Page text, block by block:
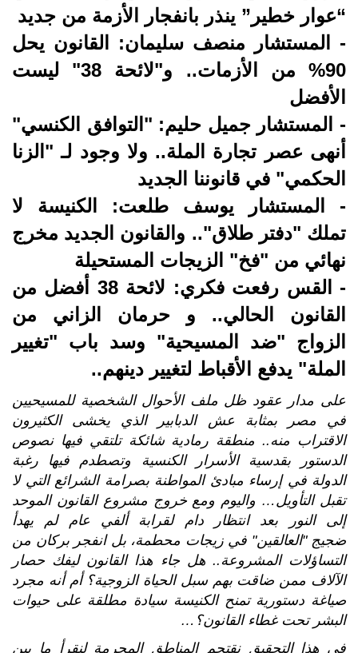
“عوار خطير” ينذر بانفجار الأزمة من جديد
- المستشار منصف سليمان: القانون يحل
90% من الأزمات.. و"لائحة 38" ليست
الأفضل
- المستشار جميل حليم: "التوافق الكنسي"
أنهى عصر تجارة الملة.. ولا وجود لـ "الزنا
الحكمي" في قانوننا الجديد
- المستشار يوسف طلعت: الكنيسة لا
تملك "دفتر طلاق".. والقانون الجديد مخرج
نهائي من "فخ" الزيجات المستحيلة
- القس رفعت فكري: لائحة 38 أفضل من
القانون الحالي.. و حرمان الزاني من
الزواج "ضد المسيحية" وسد باب "تغيير
الملة" يدفع الأقباط لتغيير دينهم..
على مدار عقود ظل ملف الأحوال الشخصية للمسيحيين
في مصر بمثابة عش الدبابير الذي يخشى الكثيرون
الاقتراب منه .. منطقة رمادية شائكة تلتقي فيها نصوص
الدستور بقدسية الأسرار الكنسية وتصطدم فيها رغبة
الدولة في إرساء مبادئ المواطنة بصرامة الشرائع التي لا
تقبل التأويل … واليوم ومع خروج مشروع القانون الموحد
إلى النور بعد انتظار دام لقرابة ألفي عام لم يهدأ
ضجيج"العالقين" في زيجات محطمة، بل انفجر بركان من
التساؤلات المشروعة ..هل جاء هذا القانون ليفك حصار
الآلاف ممن ضاقت بهم سبل الحياة الزوجية؟ أم أنه مجرد
صياغة دستورية تمنح الكنيسة سيادة مطلقة على حيوات
البشر تحت غطاء القانون؟ …
في هذا التحقيق نقتحم المناطق المحرمة لنقرأ ما بين